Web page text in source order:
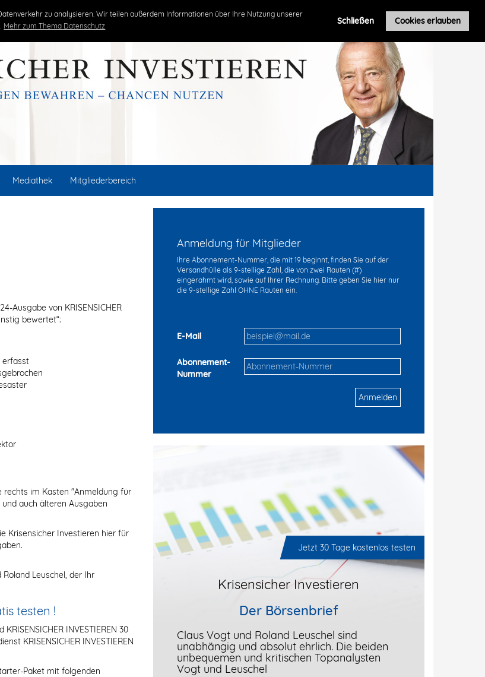
zu analysieren. Wir teilen außerdem Informationen über Ihre Nutzung unserer
Mehr zum Thema Datenschutz
Schließen Cookies erlauben
kritisch unabhängig erfolgreich Roland Leuschel
Mediathek Mitgliederbereich
Ausgabe von KRISENSICHER
bewertet“:
erfasst
rechts im Kasten "Anmeldung für
auch älteren Ausgaben
Krisensicher Investieren hier für
Roland Leuschel, der Ihr
testen !
INVESTIEREN 30
KRISENSICHER INVESTIEREN
Paket mit folgenden
Anmeldung für Mitglieder
Ihre Abonnement-Nummer, die mit 19 beginnt, finden Sie auf der
Versandhülle als 9-stellige Zahl, die von zwei Rauten (#)
eingerahmt wird, sowie auf Ihrer Rechnung. Bitte geben Sie hier nur
die 9-stellige Zahl OHNE Rauten ein.
E-Mail
Abonnement-
Nummer
Anmelden
Jetzt 30 Tage kostenlos testen
Krisensicher Investieren
Der Börsenbrief
Claus Vogt und Roland Leuschel sind
unabhängig und absolut ehrlich. Die beiden
unbequemen und kritischen Topanalysten
Vogt und Leuschel